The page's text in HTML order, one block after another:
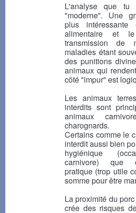
L'analyse que
"moderne". Une
plus intéressante
alimentaire et
transmission de
maladies étant
des punitions
animaux qui
côté "impur" est
Les animaux
interdits sont
animaux
charognards.
Certains comme le
interdit aussi bien
hygiénique
carnivore) que
pratique (trop utile
somme pour être
La proximité du
crée des risques